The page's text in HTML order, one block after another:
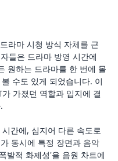
라마 시청 방식 자체를 근
들은 드라마 방영 시간에
원하는 드라마를 한 번에 몰
수도 있게 되었습니다. 이
가졌던 역할과 입지에 결
간에, 심지어 다른 속도로
동시에 특정 장면과 음악
발적 화제성'을 음원 차트에